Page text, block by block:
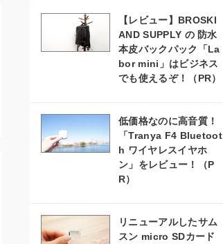
【レビュー】BROSKI
AND SUPPLY の 防水
本皮バックパック「La
bor mini」はビジネス
でも使えるぞ！（PR）
低価格なのに高音質！
「Tranya F4 Bluetoot
h ワイヤレスイヤホ
ン」をレビュー！（P
R）
リニューアルしたサム
スン micro SDカード